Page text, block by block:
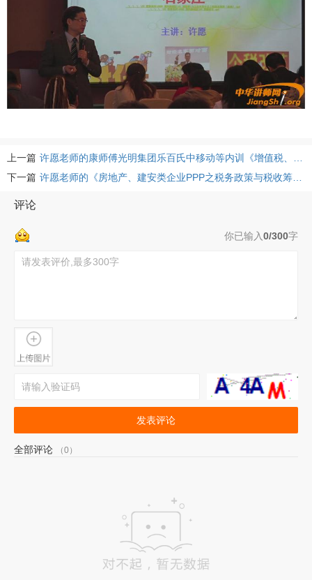
上一篇
许愿老师的康师傅光明集团乐百氏中移动等内训《增值税、企业所得税等政策、税务筹划及税务风险应对》课程集锦
下一篇
许愿老师的《房地产、建安类企业PPP之税务政策与税收筹划及节税之道》课程集锦
评论
你已输入0/300字
发表评论
全部评论 （0）